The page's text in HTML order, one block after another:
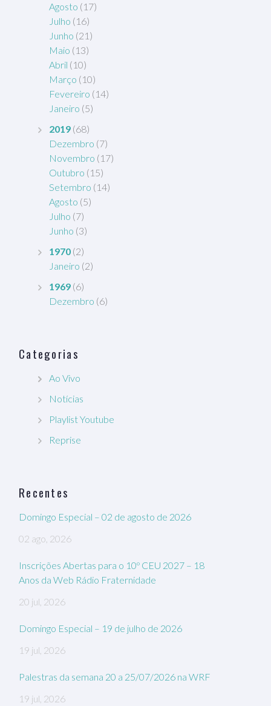
Agosto (17)
Julho (16)
Junho (21)
Maio (13)
Abril (10)
Março (10)
Fevereiro (14)
Janeiro (5)
2019 (68)
Dezembro (7)
Novembro (17)
Outubro (15)
Setembro (14)
Agosto (5)
Julho (7)
Junho (3)
1970 (2)
Janeiro (2)
1969 (6)
Dezembro (6)
Categorias
Ao Vivo
Notícias
Playlist Youtube
Reprise
Recentes
Domingo Especial – 02 de agosto de 2026
02 ago, 2026
Inscrições Abertas para o 10º CEU 2027 – 18
Anos da Web Rádio Fraternidade
20 jul, 2026
Domingo Especial – 19 de julho de 2026
19 jul, 2026
Palestras da semana 20 a 25/07/2026 na WRF
19 jul, 2026